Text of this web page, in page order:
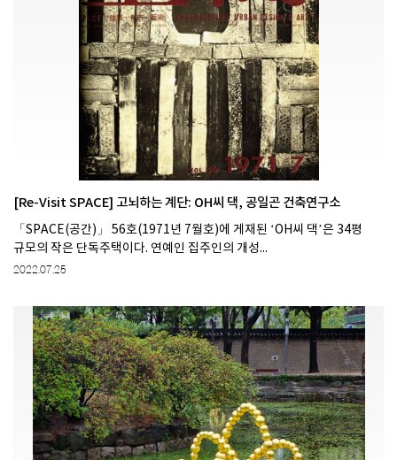
[Re-Visit SPACE] 고뇌하는 계단: OH씨 댁, 공일곤 건축연구소
「SPACE(공간)」 56호(1971년 7월호)에 게재된 ‘OH씨 댁’은 34평
규모의 작은 단독주택이다. 연예인 집주인의 개성...
2022.07.25